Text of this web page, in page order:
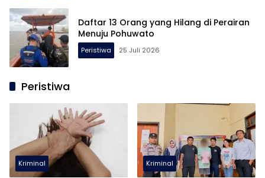
Daftar 13 Orang yang Hilang di Perairan
Menuju Pohuwato
Peristiwa 25 Juli 2026
Peristiwa
Kriminal Kriminal